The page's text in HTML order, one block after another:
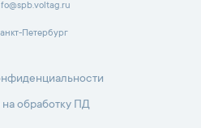
Петербург
обработку ПД